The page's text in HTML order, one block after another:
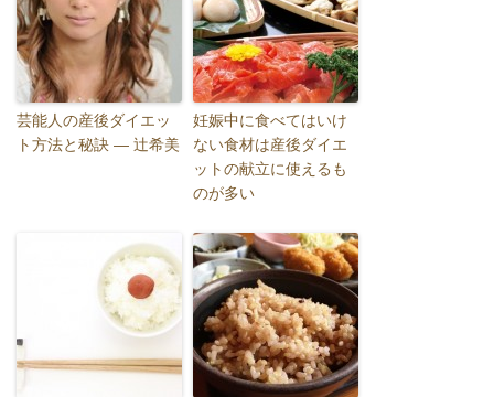
芸能人の産後ダイエッ
ト方法と秘訣 ― 辻希美
妊娠中に食べてはいけ
ない食材は産後ダイエ
ットの献立に使えるも
のが多い